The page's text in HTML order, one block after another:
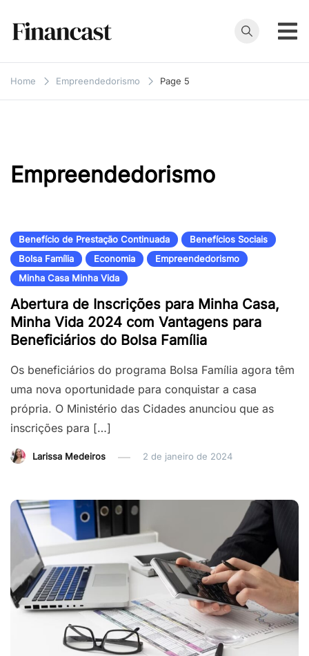
Financast
empréstimos,
avaliações e
resenhas de
Home Empreendedorismo Page 5
Empreendedorismo
Benefício de Prestação Continuada
Benefícios Sociais
Bolsa Família
Economia
Empreendedorismo
Minha Casa Minha Vida
Abertura de Inscrições para Minha Casa,
Minha Vida 2024 com Vantagens para
Beneficiários do Bolsa Família
Os beneficiários do programa Bolsa Família agora têm
uma nova oportunidade para conquistar a casa
própria. O Ministério das Cidades anunciou que as
inscrições para […]
Larissa Medeiros 2 de janeiro de 2024